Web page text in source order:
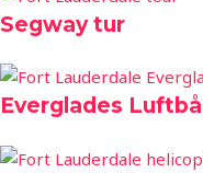
Segway tur
Everglades